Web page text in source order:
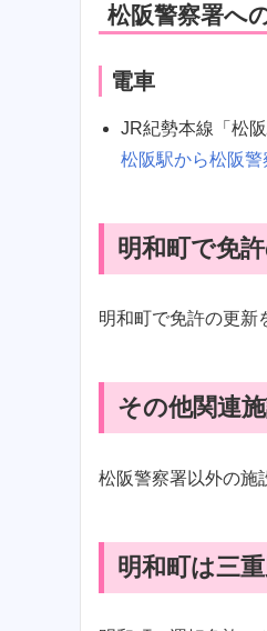
松阪警察署へ
電車
JR紀勢本線「松
松阪駅から松阪
明和町で免
明和町で免許の更新
その他関連
松阪警察署以外の施
明和町は三